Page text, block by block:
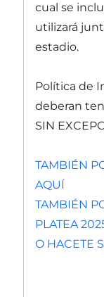
cual se
utilizará
estadio.
Política de
deberan
SIN
TAMBIÉN
AQUÍ
TAMBIÉN
PLATEA
O HACETE